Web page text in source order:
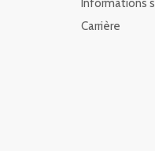
Informations
Carrière